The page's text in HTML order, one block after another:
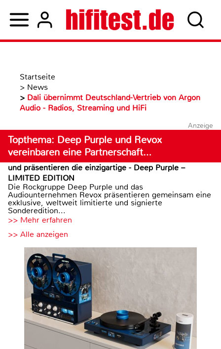
Startseite
> News
> Dali übernimmt Deutschland-Vertrieb von Argon
Audio - Radios, Streaming und HiFi
Anzeige
Topthema: Deep Purple und Revox
vereinbaren eine Partnerschaft…
und präsentieren die einzigartige - Deep Purple –
LIMITED EDITION
Die Rockgruppe Deep Purple und das
Audiounternehmen Revox präsentieren gemeinsam eine
exklusive, weltweit limitierte und signierte
Sonderedition...
>> Mehr erfahren
>> Alle anzeigen